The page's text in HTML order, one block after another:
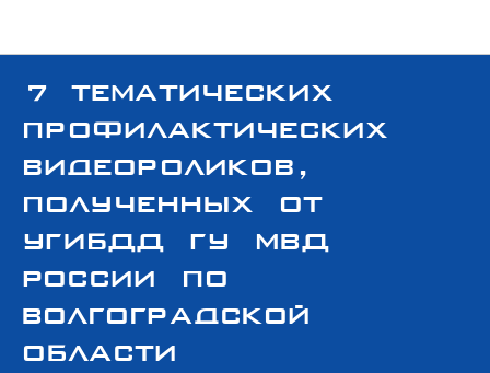
7 тематических
профилактических
видеороликов,
полученных от
УГИБДД ГУ МВД
России по
Волгоградской
области